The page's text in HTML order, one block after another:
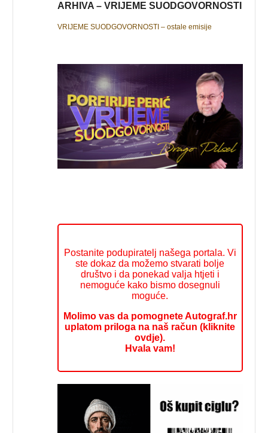
ARHIVA – VRIJEME SUODGOVORNOSTI
VRIJEME SUODGOVORNOSTI – ostale emisije
Postanite podupiratelj našega portala. Vi
ste dokaz da možemo stvarati bolje
društvo i da ponekad valja htjeti i
nemoguće kako bismo dosegnuli
moguće.
Molimo vas da pomognete Autograf.hr
uplatom priloga na naš račun (kliknite
ovdje).
Hvala vam!